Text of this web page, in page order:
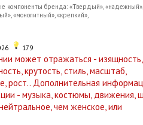
компоненты бренда: «Твердый», «надежный»,
«монолитный», «крепкий»,
179
может отражаться - изящность,
крутость, стиль, масштаб,
рост.. Дополнительная
- музыка, костюмы, движения,
чем женское, или